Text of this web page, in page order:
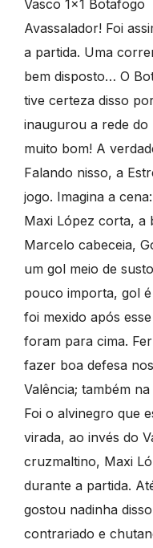
Vasco 1×1 Botafogo
Avassalador! Foi
a partida. Uma
bem disposto… O
tive certeza disso
inaugurou a rede do
muito bom! A
Falando nisso, a
jogo. Imagina a
Maxi López corta, a
Marcelo cabeceia,
um gol meio de
pouco importa, gol
foi mexido após
foram para cima.
fazer boa defesa
Valência; também
Foi o alvinegro que
virada, ao invés do
cruzmaltino, Maxi
durante a partida.
gostou nadinha
contrariado e